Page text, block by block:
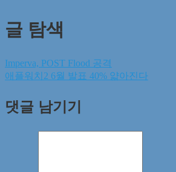
글 탐색
Imperva, POST Flood 공격
애플워치2 6월 발표 40% 얇아진다
댓글 남기기